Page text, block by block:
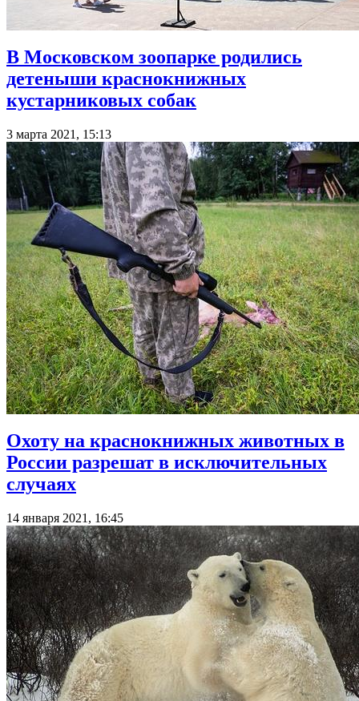
В Московском зоопарке родились
детеныши краснокнижных
кустарниковых собак
3 марта 2021, 15:13
Охоту на краснокнижных животных в
России разрешат в исключительных
случаях
14 января 2021, 16:45